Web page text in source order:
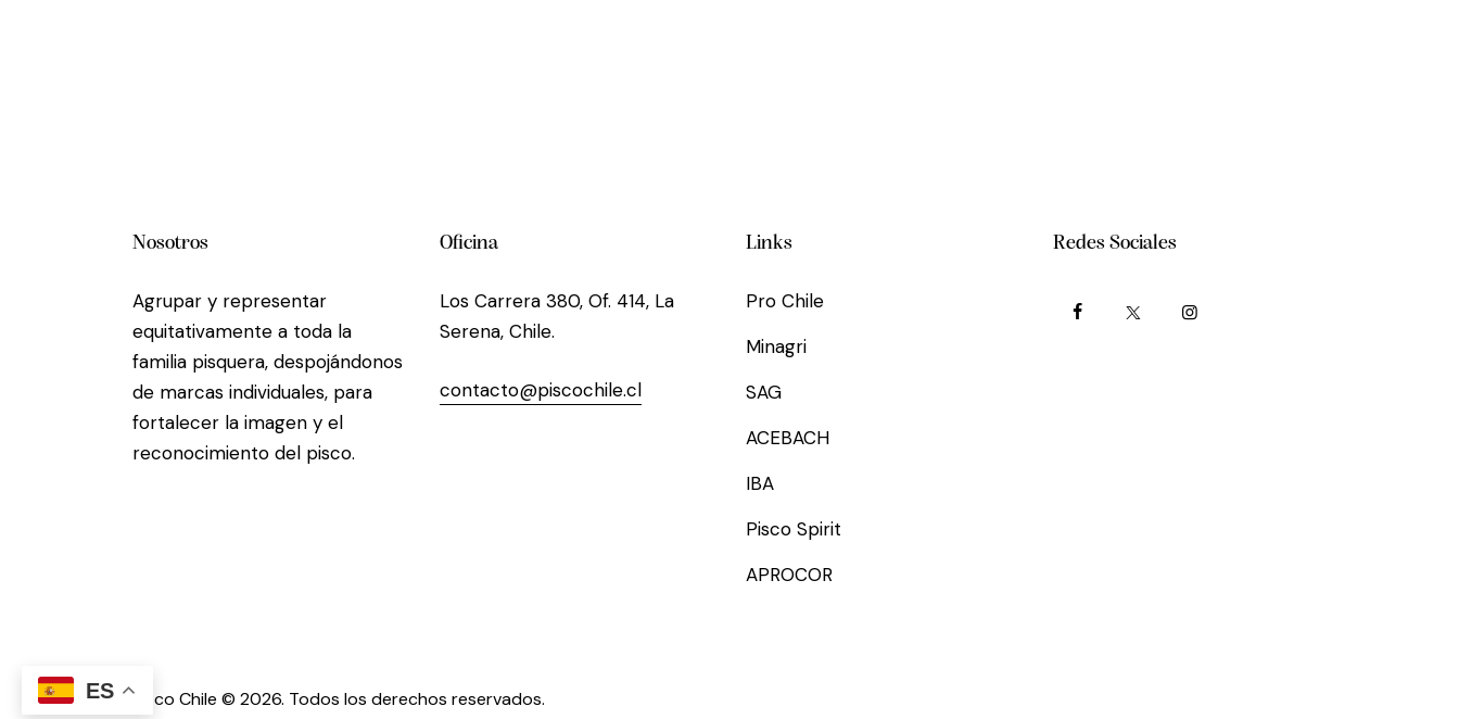
Nosotros
Agrupar y representar
equitativamente a toda la
familia pisquera, despojándonos
de marcas individuales, para
fortalecer la imagen y el
reconocimiento del pisco.
Oficina
Los Carrera 380, Of. 414, La
Serena, Chile.
contacto@piscochile.cl
Links
Pro Chile
Minagri
SAG
ACEBACH
IBA
Pisco Spirit
APROCOR
Redes Sociales
Pisco Chile © 2026. Todos los derechos reservados.
ES